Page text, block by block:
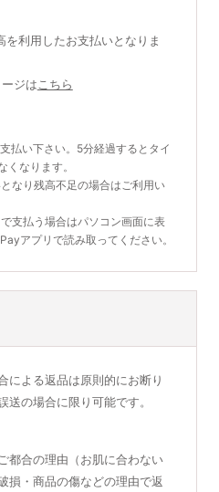
を利用したお支払いとなりま
ジは こちら
払い下さい。5分経過するとタイ
くなります。
なり残高不足の場合はご利用い
支払う場合はパソコン画面に表
アプリで読み取ってください。
による返品は原則的にお断り
送の場合に限り可能です。
都合の理由（お肌に合わない
損・商品の傷などの理由で返